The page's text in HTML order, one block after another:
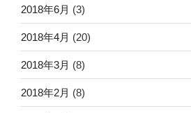
2018年6月 (3)
2018年4月 (20)
2018年3月 (8)
2018年2月 (8)